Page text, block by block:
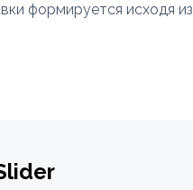
формируется исходя из